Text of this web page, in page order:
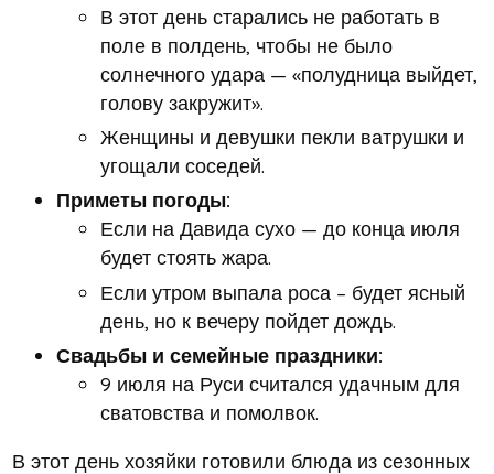
В этот день старались не работать в
поле в полдень, чтобы не было
солнечного удара — «полудница выйдет,
голову закружит».
Женщины и девушки пекли ватрушки и
угощали соседей.
Приметы погоды:
Если на Давида сухо — до конца июля
будет стоять жара.
Если утром выпала роса – будет ясный
день, но к вечеру пойдет дождь.
Свадьбы и семейные праздники:
9 июля на Руси считался удачным для
сватовства и помолвок.
В этот день хозяйки готовили блюда из сезонных